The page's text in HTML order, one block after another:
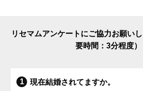
リセマムアンケートにご協力お願い
要時間：3分程度）
現在結婚されてますか。